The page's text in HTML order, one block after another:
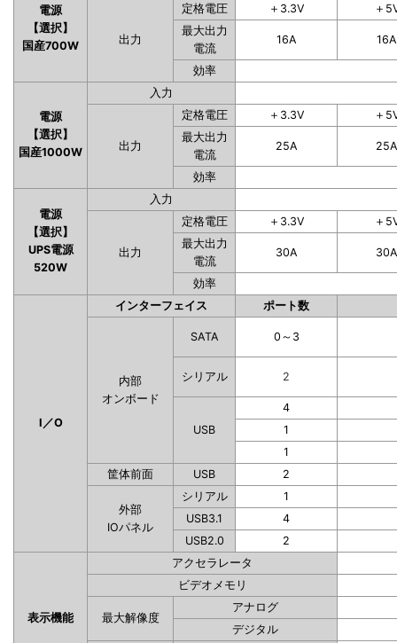
電源
【選択】
国産700W
出力
定格電圧 ＋3.3V
＋
最大出力
電流
16A 16A
効率
電源
【選択】
国産1000W
入力
出力
定格電圧 ＋3.3V
＋
最大出力
電流
25A 25A
効率
電源
【選択】
UPS電源
520W
入力
出力
定格電圧 ＋3.3V
＋
最大出力
電流
30A 30A
効率
I／O
インターフェイス ポート数
内部
オンボード
SATA 0～3
シリアル 2
USB
4
1
1
筐体前面
USB 2
外部
IOパネル
シリアル
1
USB3.1
4
USB2.0
2
表示機能
アクセラレータ
ビデオメモリ
最大解像度
アナログ
デジタル